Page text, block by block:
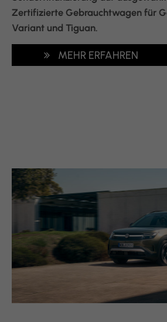
Zertifizierte Gebrauchtwagen für
Variant und Tiguan.
MEHR ERFAHREN